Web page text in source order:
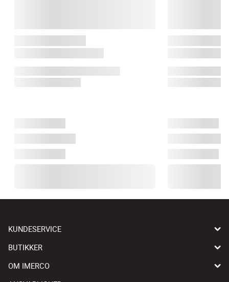
KUNDESERVICE
BUTIKKER
OM IMERCO